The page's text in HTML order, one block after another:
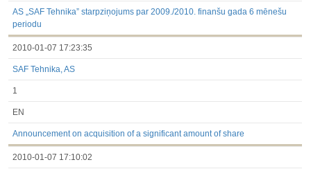
dalībvalsts tiesību aktiem
Līdz 2017.03.01
Finanšu pārskati
Būtiski notikumi
Līdzdalības iegūšana vai zaudēšana
AS „SAF Tehnika” starpziņojums par 2009./2010. finanšu gada 6 mēnešu
periodu
2010-01-07 17:23:35
SAF Tehnika, AS
1
EN
Announcement on acquisition of a significant amount of share
2010-01-07 17:10:02